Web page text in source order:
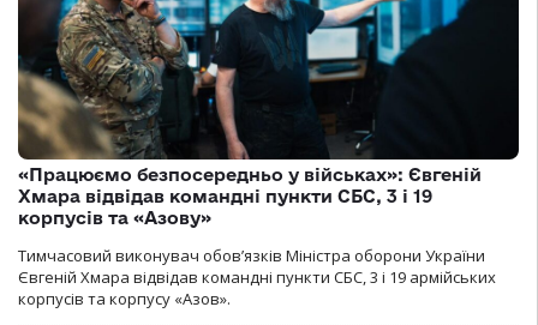
«Працюємо безпосередньо у військах»: Євгеній
Хмара відвідав командні пункти СБС, 3 і 19
корпусів та «Азову»
Тимчасовий виконувач обов’язків Міністра оборони України
Євгеній Хмара відвідав командні пункти СБС, 3 і 19 армійських
корпусів та корпусу «Азов».